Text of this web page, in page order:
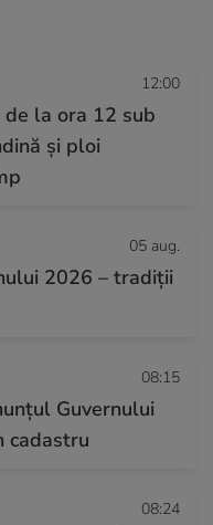
12:00
la ora 12 sub
și ploi
05 aug.
2026 – tradiții
08:15
Guvernului
cadastru
08:24